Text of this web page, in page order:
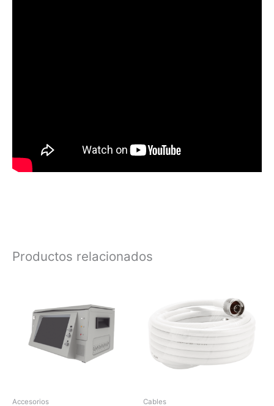
Productos relacionados
Accesorios Cables